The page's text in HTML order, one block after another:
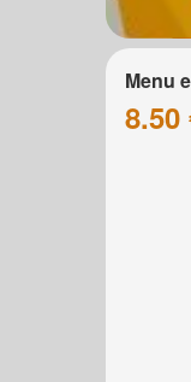
Menu
8.50